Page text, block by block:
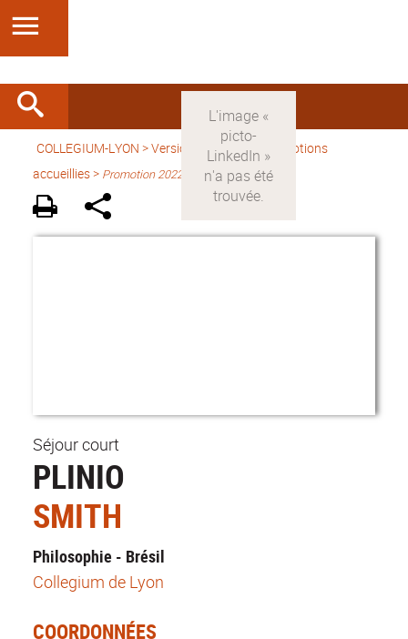
COLLEGIUM-LYON >Version française> Promotions
accueillies > Promotion 2022-2023
Séjour court
PLINIO
SMITH
Philosophie - Brésil
Collegium de Lyon
COORDONNÉES